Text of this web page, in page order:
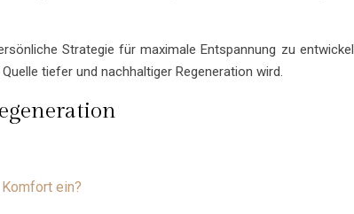
Strategie für maximale Entspannung zu
tiefer und nachhaltiger Regeneration wird.
ein?